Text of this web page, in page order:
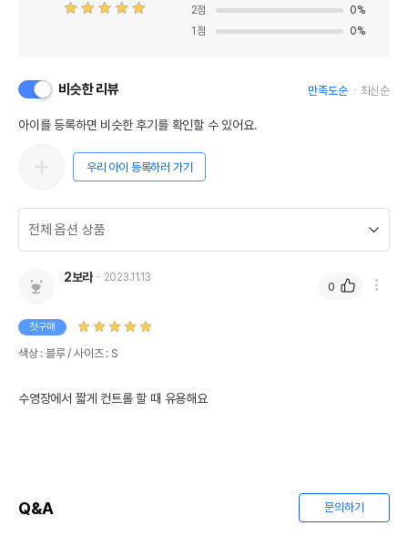
2점 0%
1 점 0%
비슷한 리뷰 만족도순 최신순
아이를 등록하면 비슷한 후기를 확인할 수 있어요.
우리 아이 등록하러 가기
2보라 2023.11.13
첫구매
색상 : 블루 / 사이즈 : S
수영장에서 짧게 컨트롤 할 때 유용해요
0
Q&A 문의하기